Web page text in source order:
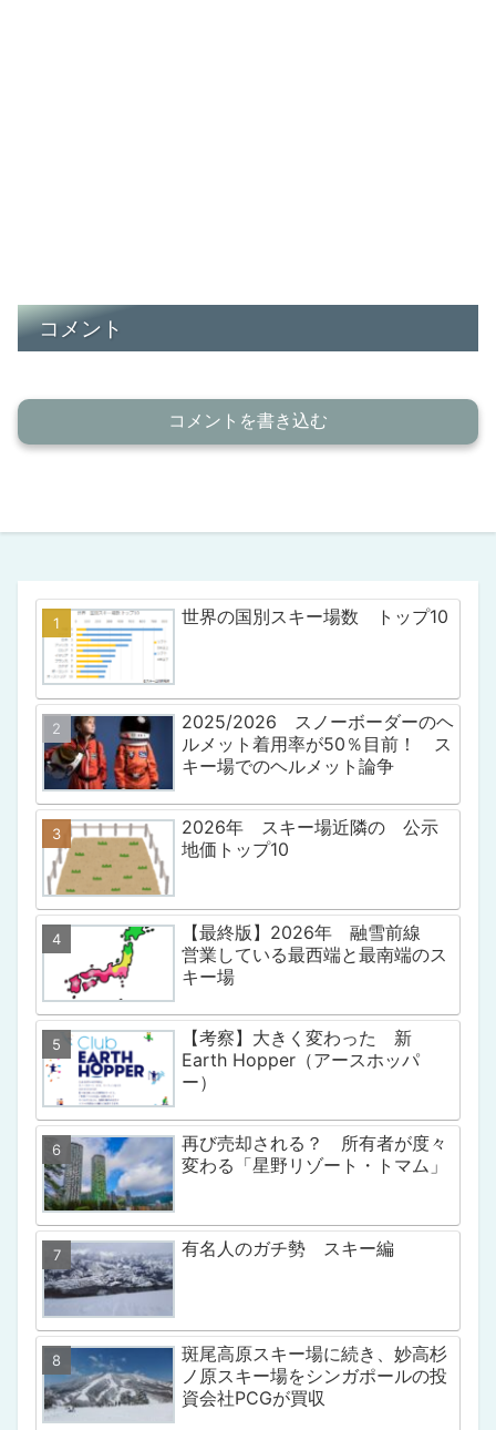
コメント
コメントを書き込む
世界の国別スキー場数 トップ10
2025/2026 スノーボーダーのヘ
ルメット着用率が50％目前！ ス
キー場でのヘルメット論争
2026年 スキー場近隣の 公示
地価トップ10
【最終版】2026年 融雪前線
営業している最西端と最南端のス
キー場
【考察】大きく変わった 新
Earth Hopper（アースホッパ
ー）
再び売却される？ 所有者が度々
変わる「星野リゾート・トマム」
有名人のガチ勢 スキー編
斑尾高原スキー場に続き、妙高杉
ノ原スキー場をシンガポールの投
資会社PCGが買収